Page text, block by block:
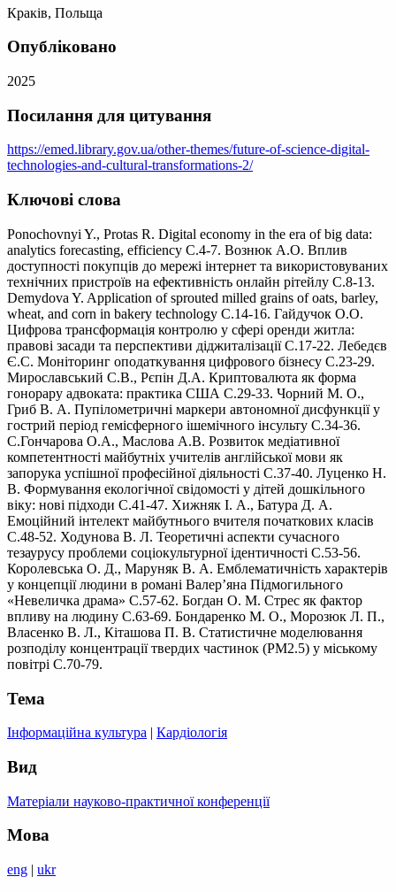
Краків, Польща
Опубліковано
2025
Посилання для цитування
https://emed.library.gov.ua/other-themes/future-of-science-digital-
technologies-and-cultural-transformations-2/
Ключові слова
Ponochovnyi Y., Protas R. Digital economy in the era of big data:
analytics forecasting, efficiency С.4-7. Вознюк А.О. Вплив
доступності покупців до мережі інтернет та використовуваних
технічних пристроїв на ефективність онлайн рітейлу С.8-13.
Demydova Y. Application of sprouted milled grains of oats, barley,
wheat, and corn in bakery technology С.14-16. Гайдучок О.О.
Цифрова трансформація контролю у сфері оренди житла:
правові засади та перспективи діджиталізації С.17-22. Лебедєв
Є.С. Моніторинг оподаткування цифрового бізнесу С.23-29.
Мирославський С.В., Рєпін Д.А. Криптовалюта як форма
гонорару адвоката: практика США С.29-33. Чорний М. О.,
Гриб В. А. Пупілометричні маркери автономної дисфункції у
гострий період гемісферного ішемічного інсульту С.34-36.
С.Гончарова О.А., Маслова А.В. Розвиток медіативної
компетентності майбутніх учителів англійської мови як
запорука успішної професійної діяльності С.37-40. Луценко Н.
В. Формування екологічної свідомості у дітей дошкільного
віку: нові підходи С.41-47. Хижняк І. А., Батура Д. А.
Емоційний інтелект майбутнього вчителя початкових класів
С.48-52. Ходунова В. Л. Теоретичні аспекти сучасного
тезаурусу проблеми соціокультурної ідентичності С.53-56.
Королевська О. Д., Маруняк В. А. Емблематичність характерів
у концепції людини в романі Валер’яна Підмогильного
«Невеличка драма» С.57-62. Богдан О. М. Стрес як фактор
впливу на людину С.63-69. Бондаренко М. О., Морозюк Л. П.,
Власенко В. Л., Кіташова П. В. Статистичне моделювання
розподілу концентрації твердих частинок (PM2.5) у міському
повітрі С.70-79.
Тема
Інформаційна культура | Кардіологія
Вид
Матеріали науково-практичної конференції
Мова
eng | ukr